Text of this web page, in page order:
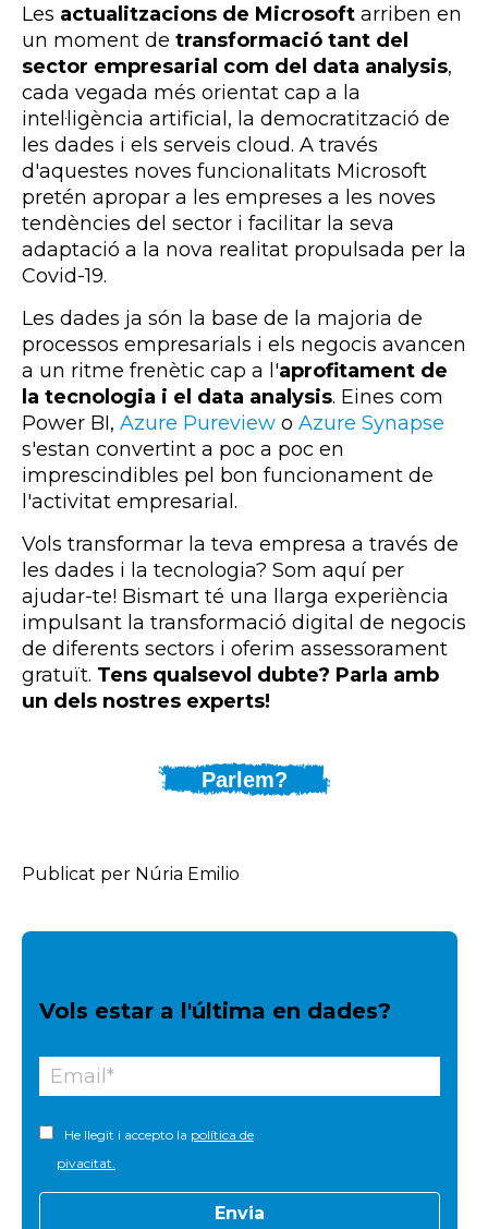
Les actualitzacions de Microsoft arriben en
un moment de transformació tant del
sector empresarial com del data analysis,
cada vegada més orientat cap a la
intel·ligència artificial, la democratització de
les dades i els serveis cloud. A través
d'aquestes noves funcionalitats Microsoft
pretén apropar a les empreses a les noves
tendències del sector i facilitar la seva
adaptació a la nova realitat propulsada per la
Covid-19.
Les dades ja són la base de la majoria de
processos empresarials i els negocis avancen
a un ritme frenètic cap a l'aprofitament de
la tecnologia i el data analysis. Eines com
Power BI, Azure Pureview o Azure Synapse
s'estan convertint a poc a poc en
imprescindibles pel bon funcionament de
l'activitat empresarial.
Vols transformar la teva empresa a través de
les dades i la tecnologia? Som aquí per
ajudar-te! Bismart té una llarga experiència
impulsant la transformació digital de negocis
de diferents sectors i oferim assessorament
gratuït. Tens qualsevol dubte? Parla amb
un dels nostres experts!
Parlem?
Publicat per Núria Emilio
Vols estar a l'última en dades?
He llegit i accepto la política de
pivacitat.